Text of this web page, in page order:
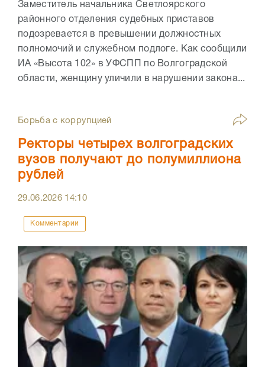
Заместитель начальника Светлоярского
районного отделения судебных приставов
подозревается в превышении должностных
полномочий и служебном подлоге. Как сообщили
ИА «Высота 102» в УФСПП по Волгоградской
области, женщину уличили в нарушении закона...
Борьба с коррупцией
Ректоры четырех волгоградских
вузов получают до полумиллиона
рублей
29.06.2026 14:10
Комментарии